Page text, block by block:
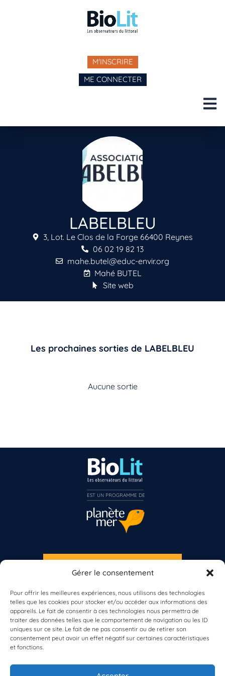
Gérer le consentement
Pour offrir les meilleures expériences, nous utilisons des technologies
telles que les cookies pour stocker et/ou accéder aux informations des
appareils. Le fait de consentir à ces technologies nous permettra de
traiter des données telles que le comportement de navigation ou les ID
uniques sur ce site. Le fait de ne pas consentir ou de retirer son
consentement peut avoir un effet négatif sur certaines caractéristiques
et fonctions.
M'INSCRIRE
ME CONNECTER
LABELBLEU
3, Lot. Le Clos de la Forge 66400 Reynes
06 02 19 82 13
mahe.butel@educ-envir.org
Mahé BUTEL
Site web
Les prochaines sorties de LABELBLEU
Aucune sortie
À propos de BioLit
S'INSCRIRE À LA NEWSLETTER